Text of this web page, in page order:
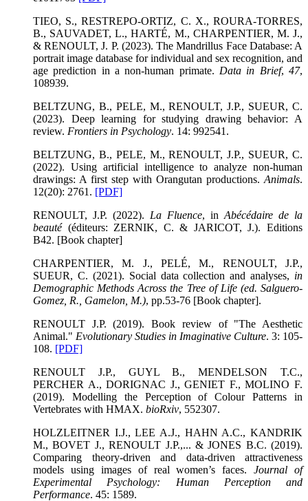
TIEO, S., RESTREPO-ORTIZ, C. X., ROURA-TORRES,
B., SAUVADET, L., HARTÉ, M., CHARPENTIER, M. J.,
& RENOULT, J. P. (2023). The Mandrillus Face Database: A
portrait image database for individual and sex recognition, and
age prediction in a non-human primate. Data in Brief,47,
108939.
BELTZUNG, B., PELE, M., RENOULT, J.P., SUEUR, C.
(2023). Deep learning for studying drawing behavior: A
review. Frontiers in Psychology. 14: 992541.
BELTZUNG, B., PELE, M., RENOULT, J.P., SUEUR, C.
(2022). Using artificial intelligence to analyze non-human
drawings: A first step with Orangutan productions. Animals.
12(20): 2761. [PDF]
RENOULT, J.P. (2022). La Fluence, in Abécédaire de la
beauté (éditeurs: ZERNIK, C. & JARICOT, J.). Editions
B42. [Book chapter]
CHARPENTIER, M. J., PELÉ, M., RENOULT, J.P.,
SUEUR, C. (2021). Social data collection and analyses, in
Demographic Methods Across the Tree of Life (ed. Salguero-
Gomez, R., Gamelon, M.), pp.53-76 [Book chapter].
RENOULT J.P. (2019). Book review of "The Aesthetic
Animal." Evolutionary Studies in Imaginative Culture. 3: 105-
108. [PDF]
RENOULT J.P., GUYL B., MENDELSON T.C.,
PERCHER A., DORIGNAC J., GENIET F., MOLINO F.
(2019). Modelling the Perception of Colour Patterns in
Vertebrates with HMAX. bioRxiv, 552307.
HOLZLEITNER I.J., LEE A.J., HAHN A.C., KANDRIK
M., BOVET J., RENOULT J.P.,... & JONES B.C. (2019).
Comparing theory-driven and data-driven attractiveness
models using images of real women’s faces.Journal of
Experimental Psychology: Human Perception and
Performance. 45: 1589.